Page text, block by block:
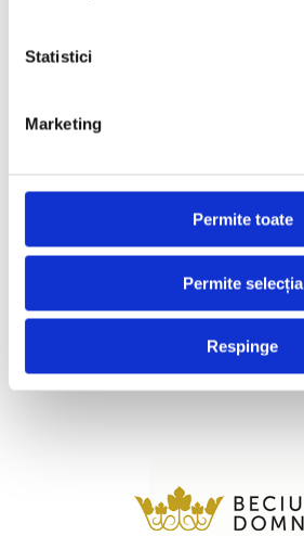
Statistici
Marketing
Permite toate
Permite selecția
Respinge